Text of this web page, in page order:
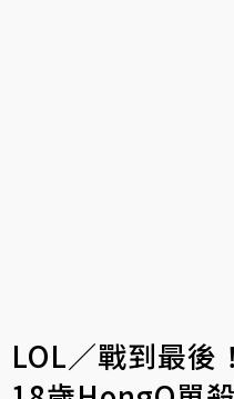
LOL／戰到最後